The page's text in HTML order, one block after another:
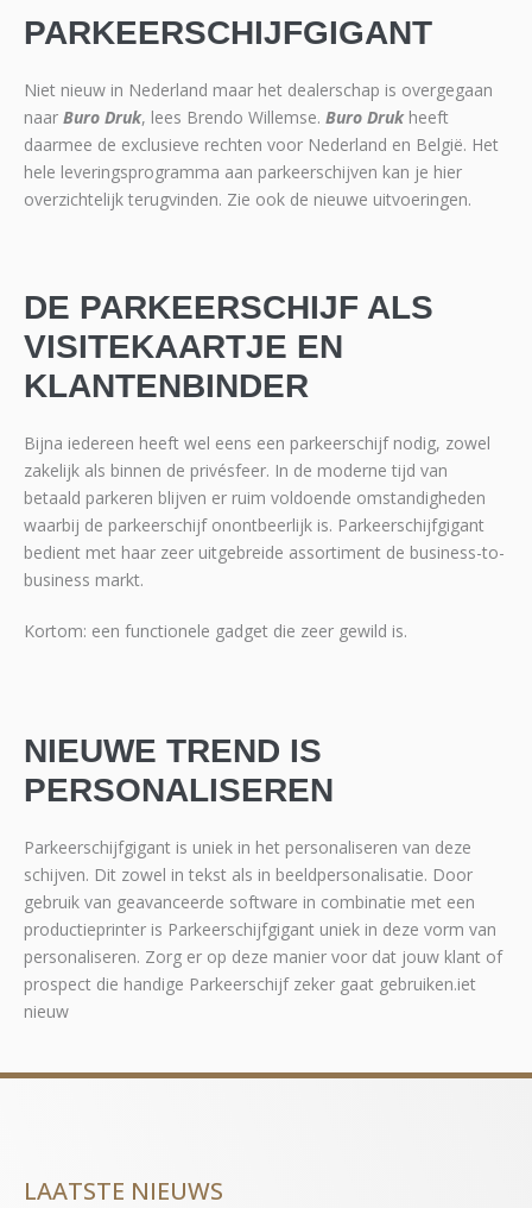
PARKEERSCHIJFGIGANT
Niet nieuw in Nederland maar het dealerschap is overgegaan
naar Buro Druk, lees Brendo Willemse. Buro Drukheeft
daarmee de exclusieve rechten voor Nederland en België. Het
hele leveringsprogramma aan parkeerschijven kan je hier
overzichtelijk terugvinden. Zie ook de nieuwe uitvoeringen.
DE PARKEERSCHIJF ALS
VISITEKAARTJE EN
KLANTENBINDER
Bijna iedereen heeft wel eens een parkeerschijf nodig, zowel
zakelijk als binnen de privésfeer. In de moderne tijd van
betaald parkeren blijven er ruim voldoende omstandigheden
waarbij de parkeerschijf onontbeerlijk is. Parkeerschijfgigant
bedient met haar zeer uitgebreide assortiment de business-to-
business markt.
Kortom: een functionele gadget die zeer gewild is.
NIEUWE TREND IS
PERSONALISEREN
Parkeerschijfgigant is uniek in het personaliseren van deze
schijven. Dit zowel in tekst als in beeldpersonalisatie. Door
gebruik van geavanceerde software in combinatie met een
productieprinter is Parkeerschijfgigant uniek in deze vorm van
personaliseren. Zorg er op deze manier voor dat jouw klant of
prospect die handige Parkeerschijf zeker gaat gebruiken.iet
nieuw
LAATSTE NIEUWS